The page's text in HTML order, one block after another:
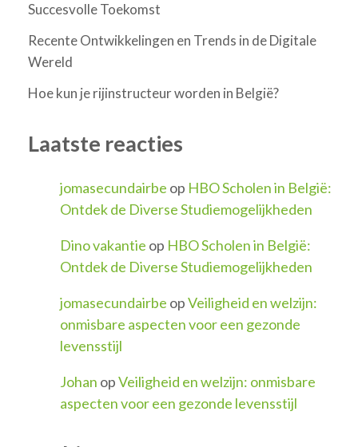
Succesvolle Toekomst
Recente Ontwikkelingen en Trends in de Digitale
Wereld
Hoe kun je rijinstructeur worden in België?
Laatste reacties
jomasecundairbe op HBO Scholen in België:
Ontdek de Diverse Studiemogelijkheden
Dino vakantie op HBO Scholen in België:
Ontdek de Diverse Studiemogelijkheden
jomasecundairbe opVeiligheid en welzijn:
onmisbare aspecten voor een gezonde
levensstijl
Johan opVeiligheid en welzijn: onmisbare
aspecten voor een gezonde levensstijl